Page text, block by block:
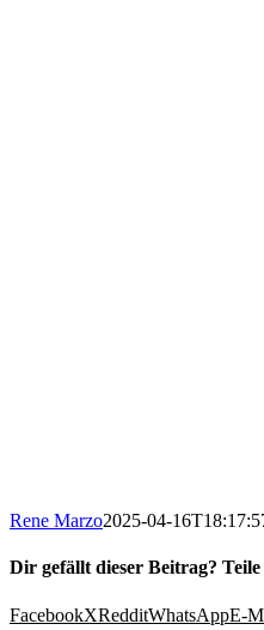
Rene Marzo2025-04-
Dir gefällt dieser Beitrag?
FacebookXRedditWhatsAppE-